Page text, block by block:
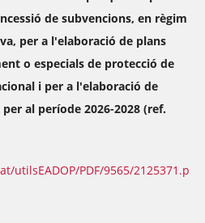
de subvencions, en règim
per a l'elaboració de plans
o especials de protecció de
i per a l'elaboració de
al període 2026-2028 (ref.
utilsEADOP/PDF/9565/2125371.p